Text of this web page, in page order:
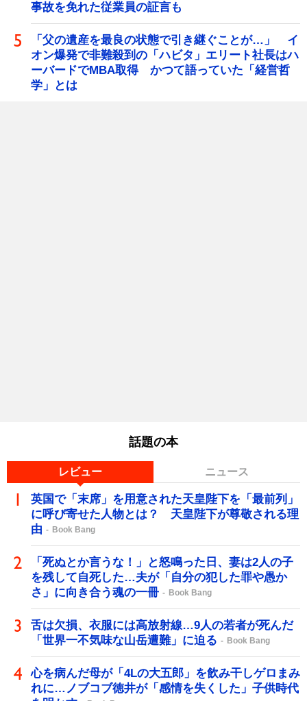
事故を免れた従業員の証言も
「父の遺産を最良の状態で引き継ぐことが…」 イ
オン爆発で非難殺到の「ハビタ」エリート社長はハ
ーバードでMBA取得 かつて語っていた「経営哲
学」とは
話題の本
レビュー ニュース
英国で「末席」を用意された天皇陛下を「最前列」
に呼び寄せた人物とは？ 天皇陛下が尊敬される理
由
Book Bang
「死ぬとか言うな！」と怒鳴った日、妻は2人の子
を残して自死した…夫が「自分の犯した罪や愚か
さ」に向き合う魂の一冊
Book Bang
舌は欠損、衣服には高放射線…9人の若者が死んだ
「世界一不気味な山岳遭難」に迫る
Book Bang
心を病んだ母が「4Lの大五郎」を飲み干しゲロまみ
れに…ノブコブ徳井が「感情を失くした」子供時代